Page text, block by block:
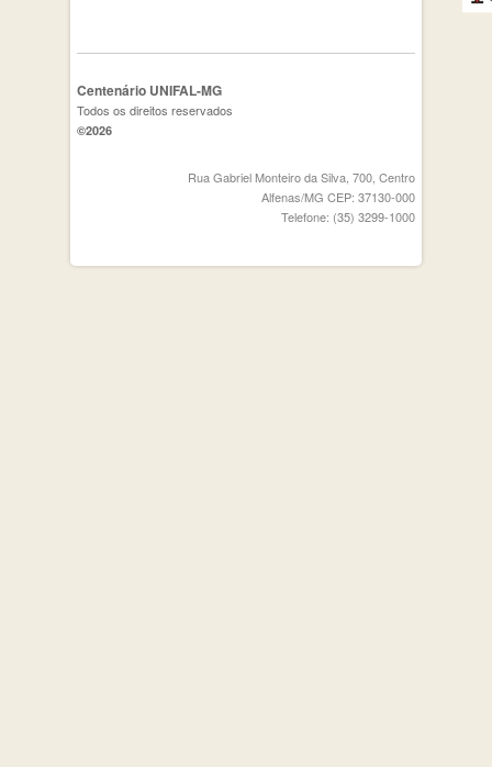
Centenário UNIFAL-MG
Todos os direitos reservados
©2026
Rua Gabriel Monteiro da Silva, 700, Centro
Alfenas/MG CEP: 37130-000
Telefone: (35) 3299-1000